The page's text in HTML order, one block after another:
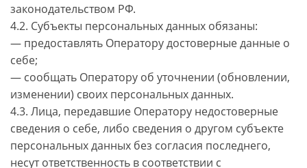
законодательством РФ.
4.2. Субъекты персональных данных обязаны:
— предоставлять Оператору достоверные данные о
себе;
— сообщать Оператору об уточнении (обновлении,
изменении) своих персональных данных.
4.3. Лица, передавшие Оператору недостоверные
сведения о себе, либо сведения о другом субъекте
персональных данных без согласия последнего,
несут ответственность в соответствии с